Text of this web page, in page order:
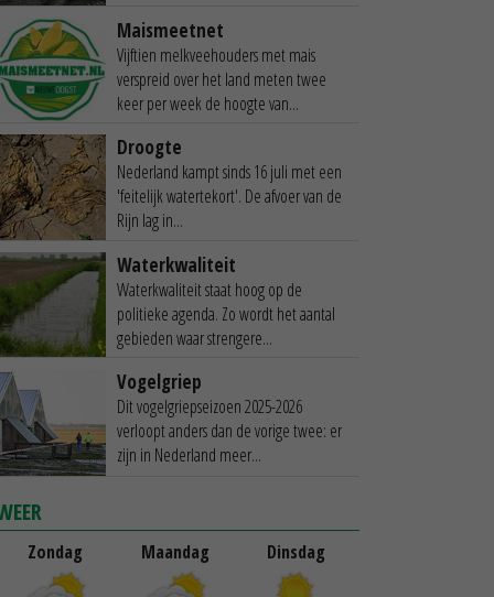
Maismeetnet
Vijftien melkveehouders met mais
verspreid over het land meten twee
keer per week de hoogte van...
Droogte
Nederland kampt sinds 16 juli met een
'feitelijk watertekort'. De afvoer van de
Rijn lag in...
Waterkwaliteit
Waterkwaliteit staat hoog op de
politieke agenda. Zo wordt het aantal
gebieden waar strengere...
Vogelgriep
Dit vogelgriepseizoen 2025-2026
verloopt anders dan de vorige twee: er
zijn in Nederland meer...
Zondag Maandag Dinsdag